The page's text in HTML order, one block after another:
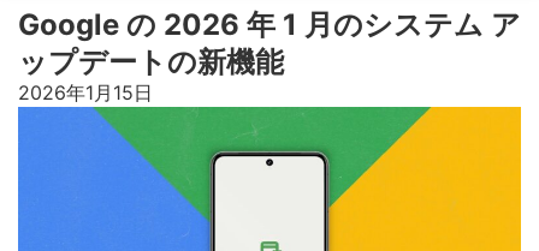
Google の 2026 年 1 月のシステム ア
ップデートの新機能
2026年1月15日